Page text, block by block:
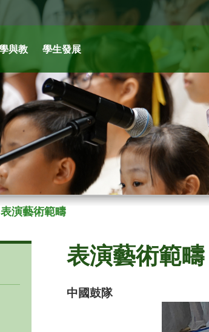
與教 學生發展
表演藝術範疇
表演藝術範疇
中國鼓隊